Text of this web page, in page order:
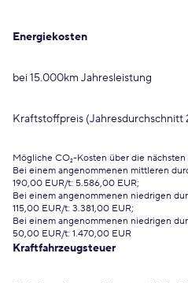
Energiekosten
bei 15.000km Jahresleistung
Kraftstoffpreis (Jahresdurchschnitt
Mögliche CO₂-Kosten über die nächsten
Bei einem angenommenen mittleren
190,00 EUR/t: 5.586,00 EUR;
Bei einem angenommenen niedrigen
115,00 EUR/t: 3.381,00 EUR;
Bei einem angenommenen niedrigen
50,00 EUR/t: 1.470,00 EUR
Kraftfahrzeugsteuer